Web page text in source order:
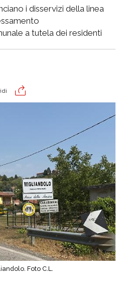
i disservizi della linea
a tutela dei residenti
Foto C.L.